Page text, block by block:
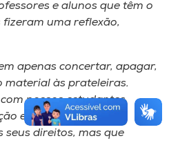
e alunos que têm o
uma reflexão,
apenas concertar, apagar,
material às prateleiras.
nossos estudantes,
e com a formação
seus direitos, mas que